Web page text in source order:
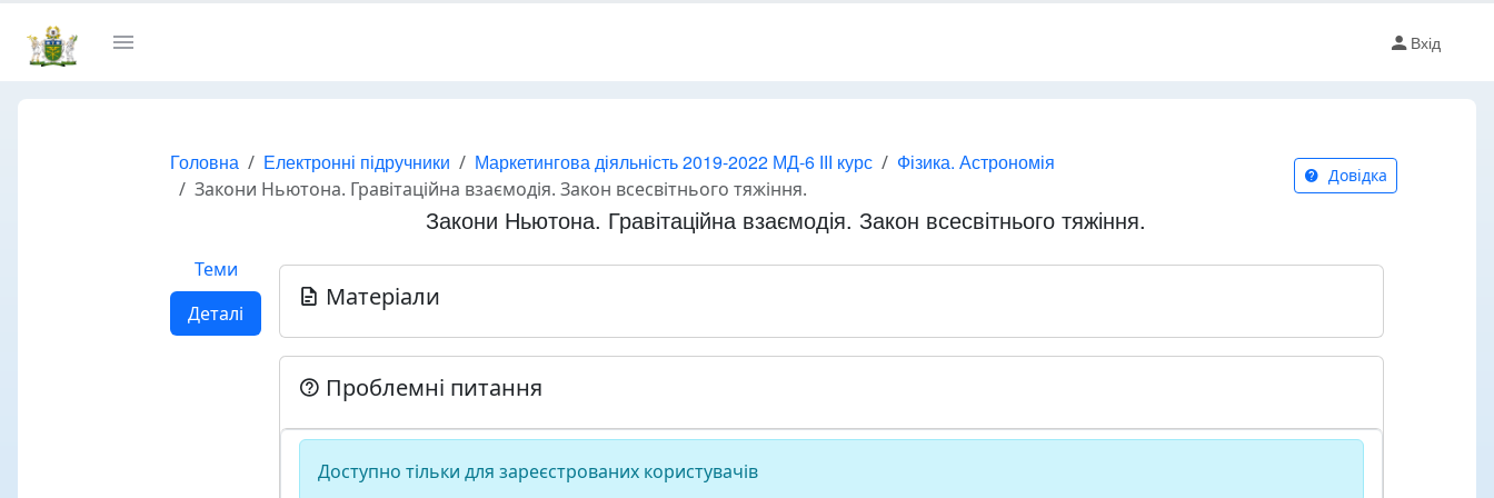
Вхід
Головна Електронні підручники Маркетингова діяльність 2019-2022 МД-6 ІІІ курс Фізика. Астрономія
Закони Ньютона. Гравітаційна взаємодія. Закон всесвітнього тяжіння.
Довідка
Закони Ньютона. Гравітаційна взаємодія. Закон всесвітнього тяжіння.
Теми
Деталі
Матеріали
Проблемні питання
Доступно тільки для зареєстрованих користувачів